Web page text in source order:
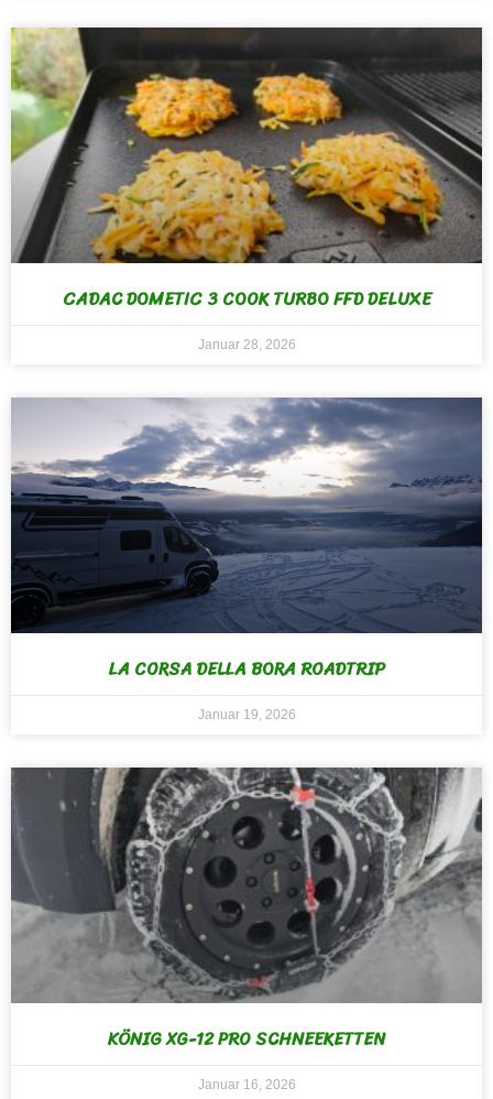
CADAC DOMETIC 3 COOK TURBO FFD DELUXE
Januar 28, 2026
LA CORSA DELLA BORA ROADTRIP
Januar 19, 2026
KÖNIG XG-12 PRO SCHNEEKETTEN
Januar 16, 2026